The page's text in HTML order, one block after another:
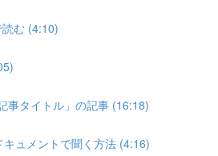
む (4:10)
事タイトル」の記事 (16:18)
ュメントで聞く方法 (4:16)